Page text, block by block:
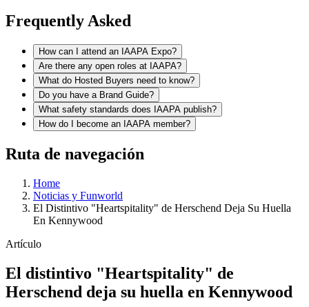
Frequently Asked
How can I attend an IAAPA Expo?
Are there any open roles at IAAPA?
What do Hosted Buyers need to know?
Do you have a Brand Guide?
What safety standards does IAAPA publish?
How do I become an IAAPA member?
Ruta de navegación
Home
Noticias y Funworld
El Distintivo "Heartspitality" de Herschend Deja Su Huella
En Kennywood
Artículo
El distintivo "Heartspitality" de
Herschend deja su huella en Kennywood